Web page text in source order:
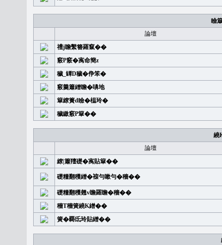
瞼
論壇
禮j瞻繫簪羅竄��
竅P竅�㝢命簡z
穢_罈D穢�鿇笨�
竅羹簫繒瞻�嚊地
簞繚簣d瞼�榅玲�
穢繳竅P簞��
繞
論壇
繚|簫羶礎�㝢貼簞��
礎糧翻穫繒�䙛勻嗽勻�穡��
礎糧翻穫翹v瞻羅瞻�穡��
穡T穡簧繞K繒��
簧�覉氐玲貼繒��